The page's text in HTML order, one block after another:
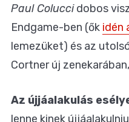
Paul Coluccidobos
Endgame-ben (ők idén
lemezüket) és az
Cortner új
Az újjáalakulás
lenne kinek